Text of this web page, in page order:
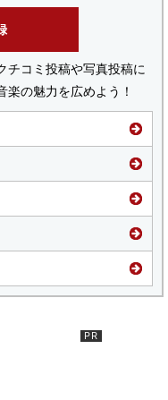
チコミ投稿や写真投稿に
の魅力を広めよう！